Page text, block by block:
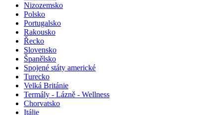
Nizozemsko
Polsko
Portugalsko
Rakousko
Řecko
Slovensko
Španělsko
Spojené státy americké
Turecko
Velká Británie
Termály - Lázně - Wellness
Chorvatsko
Itálie